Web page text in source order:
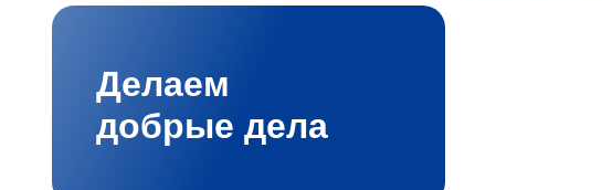
Делаем
добрые дела